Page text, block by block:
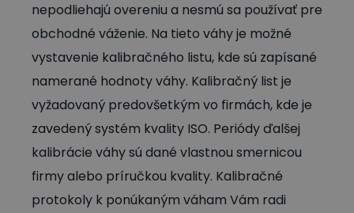
nepodliehajú overeniu a nesmú sa používať pre
obchodné váženie. Na tieto váhy je možné
vystavenie kalibračného listu, kde sú zapísané
namerané hodnoty váhy. Kalibračný list je
vyžadovaný predovšetkým vo firmách, kde je
zavedený systém kvality ISO. Periódy ďalšej
kalibrácie váhy sú dané vlastnou smernicou
firmy alebo príručkou kvality. Kalibračné
protokoly k ponúkaným váham Vám radi